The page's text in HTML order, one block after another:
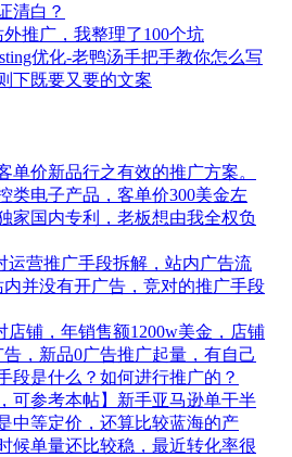
清白？
推广，我整理了100个坑
优化-老鸭汤手把手教你怎么写
下既要又要的文案
单价新品行之有效的推广方案。
类电子产品，客单价300美金左
家国内专利，老板想由我全权负
运营推广手段拆解，站内广告流
并没有开广告，竞对的推广手段
店铺，年销售额1200w美金，店铺
，新品0广告推广起量，有自己
段是什么？如何进行推广的？
可参考本帖】新手亚马逊单干半
中等定价，还算比较蓝海的产
候单量还比较稳，最近转化率很